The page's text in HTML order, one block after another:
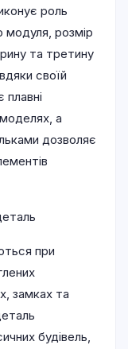
роль
модуля, розмір
та третину
своїй
плавні
а
дозволяє
при
замках та
будівель,